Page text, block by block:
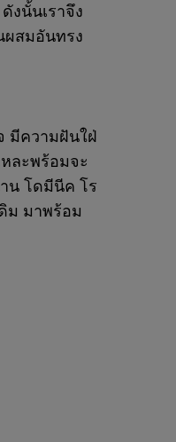
งนั้นเราจึง
ผสมอันทรง
มีความฝันใฝ่
ละพร้อมจะ
น โดมีนีค โร
ม มาพร้อม